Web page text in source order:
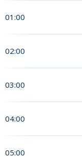
01:00
02:00
03:00
04:00
05:00